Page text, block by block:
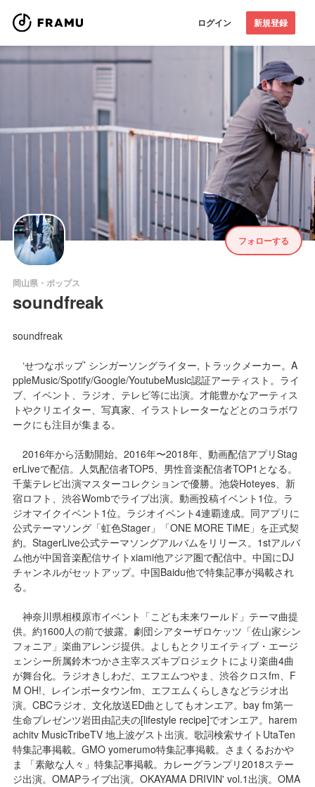
ログイン 新規登録
フォローする
岡山県・ポップス
soundfreak
soundfreak
‘せつなポップ’ シンガーソングライター, トラックメーカー。A
ppleMusic/Spotify/Google/YoutubeMusic認証アーティスト。ライ
ブ、イベント、ラジオ、テレビ等に出演。才能豊かなアーティス
トやクリエイター、写真家、イラストレーターなどとのコラボワ
ークにも注目が集まる。
2016年から活動開始。2016年〜2018年、動画配信アプリStag
erLiveで配信。人気配信者TOP5、男性音楽配信者TOP1となる。
千葉テレビ出演マスターコレクションで優勝。池袋Hoteyes、新
宿ロフト、渋谷Wombでライブ出演。動画投稿イベント1位。ラ
ジオマイクイベント1位。ラジオイベント4連覇達成。同アプリに
公式テーマソング「虹色Stager」「ONE MORE TiME」を正式契
約。StagerLive公式テーマソングアルバムをリリース。1stアルバ
ム他が中国音楽配信サイトxiami他アジア圏で配信中。中国にDJ
チャンネルがセットアップ。中国Baidu他で特集記事が掲載され
る。
神奈川県相模原市イベント「こども未来ワールド」テーマ曲提
供。約1600人の前で披露。劇団シアターザロケッツ「佐山家シン
フォニア」楽曲アレンジ提供。よしもとクリエイティブ・エージ
ェンシー所属鈴木つかさ主宰スズキプロジェクトにより楽曲4曲
が舞台化。ラジオきしわだ、エフエムつやま、渋谷クロスfm、F
M OH!、レインボータウンfm、エフエムくらしきなどラジオ出
演。CBCラジオ、文化放送ED曲としてもオンエア。bay fm第一
生命プレゼンツ岩田由記夫の[lifestyle recipe]でオンエア。harem
achitv MusicTribeTV 地上波ゲスト出演。歌詞検索サイトUtaTen
特集記事掲載。GMO yomerumo特集記事掲載。さまくるおかや
ま 「素敵な人々」特集記事掲載。カレーグランプリ2018ステー
ジ出演。OMAPライブ出演。OKAYAMA DRIVIN' vol.1出演。OMA